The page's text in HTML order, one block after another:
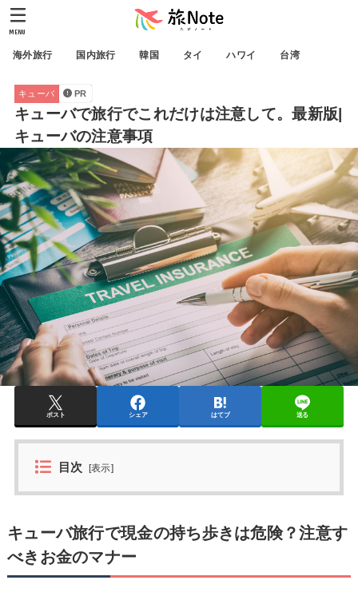
海外旅行 国内旅行 韓国 タイ ハワイ 台湾
MENU
キューバ PR
キューバで旅行でこれだけは注意して。最新版|
キューバの注意事項
ポスト シェア はてブ 送る
目次 [表示]
キューバ旅行で現金の持ち歩きは危険？注意す
べきお金のマナー